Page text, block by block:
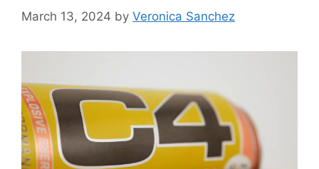
March 13, 2024 by Veronica Sanchez